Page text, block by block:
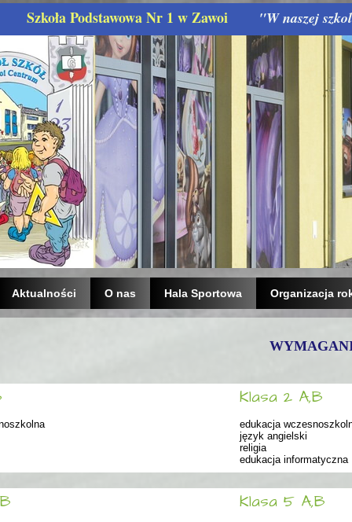
Klasa 2 A,B
edukacja
język angielski
religia
edukacja informatyczna
Klasa 5 A,B
Szkoła Podstawowa Nr 1 w Zawoi "W naszej szkole
Aktualności O nas Hala Sportowa Organizacja